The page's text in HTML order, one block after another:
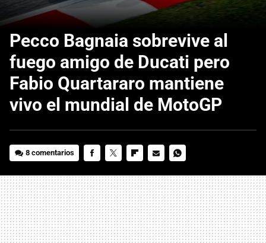
Pecco Bagnaia sobrevive al
fuego amigo de Ducati pero
Fabio Quartararo mantiene
vivo el mundial de MotoGP
8 comentarios
MAIL